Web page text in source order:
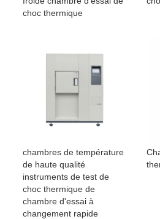
choc thermique
chambres de température
de haute qualité
instruments de test de
choc thermique de
chambre d'essai à
changement rapide